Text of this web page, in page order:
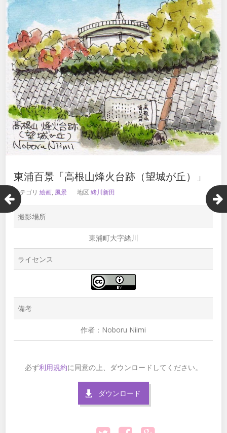
東浦百景「高根山烽火台跡（望城が丘）」
カテゴリ絵画, 風景 地区緒川新田
撮影場所
東浦町大字緒川
ライセンス
備考
作者：Noboru Niimi
必ず利用規約に同意の上、ダウンロードしてください。
ダウンロード